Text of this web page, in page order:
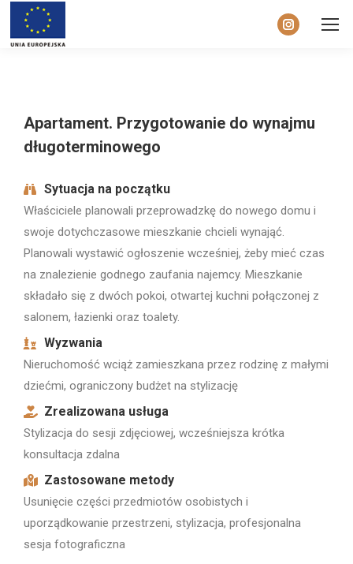
Instagram
new
Apartament. Przygotowanie do wynajmu
długoterminowego
Sytuacja na początku
Właściciele planowali przeprowadzkę do nowego domu i
swoje dotychczasowe mieszkanie chcieli wynająć.
Planowali wystawić ogłoszenie wcześniej, żeby mieć czas
na znalezienie godnego zaufania najemcy. Mieszkanie
składało się z dwóch pokoi, otwartej kuchni połączonej z
salonem, łazienki oraz toalety.
Wyzwania
Nieruchomość wciąż zamieszkana przez rodzinę z małymi
dziećmi, ograniczony budżet na stylizację
Zrealizowana usługa
Stylizacja do sesji zdjęciowej, wcześniejsza krótka
konsultacja zdalna
Zastosowane metody
Usunięcie części przedmiotów osobistych i
uporządkowanie przestrzeni, stylizacja, profesjonalna
sesja fotograficzna